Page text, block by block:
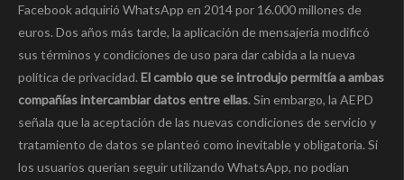
Facebook adquirió WhatsApp en 2014 por 16.000 millones de
euros. Dos años más tarde, la aplicación de mensajería modificó
sus términos y condiciones de uso para dar cabida a la nueva
política de privacidad. El cambio que se introdujo permitía a ambas
compañías intercambiar datos entre ellas. Sin embargo, la AEPD
señala que la aceptación de las nuevas condiciones de servicio y
tratamiento de datos se planteó como inevitable y obligatoria. Si
los usuarios querían seguir utilizando WhatsApp, no podían